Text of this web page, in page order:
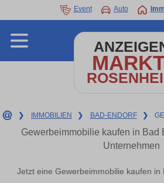
Event Auto
❯ IMMOBILIEN ❯ BAD-ENDORF ❯
Gewerbeimmobilie kaufen in Bad
Unternehmen
Jetzt eine Gewerbeimmobilie kaufen in